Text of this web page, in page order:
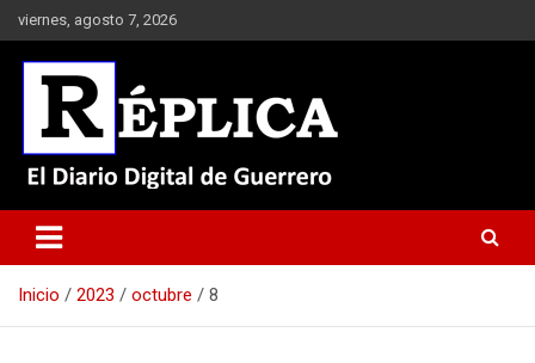
Saltar
al
contenido
viernes, agosto 7, 2026
Réplica
Inicio 2023 octubre 8